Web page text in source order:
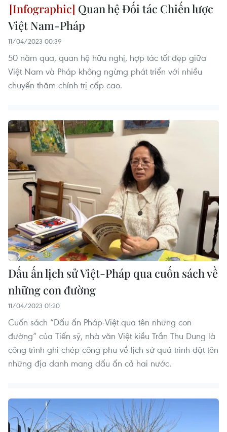
Quan hệ Đối tác Chiến lược
Việt Nam-Pháp
11/04/2023 00:39
50 năm qua, quan hệ hữu nghị, hợp tác tốt đẹp giữa
Việt Nam và Pháp không ngừng phát triển với nhiều
chuyến thăm chính trị cấp cao.
Dấu ấn lịch sử Việt-Pháp qua cuốn sách về
những con đường
11/04/2023 01:20
Cuốn sách “Dấu ấn Pháp-Việt qua tên những con
đường” của Tiến sỹ, nhà văn Việt kiều Trần Thu Dung là
công trình ghi chép công phu về lịch sử quá trình đặt tên
những địa danh mang dấu ấn cả hai nước.